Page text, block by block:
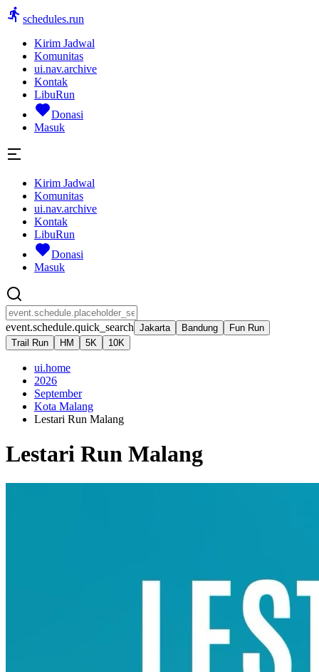
schedules.run
Kirim Jadwal
Komunitas
ui.nav.archive
Kontak
LibuRun
Donasi
Masuk
Kirim Jadwal
Komunitas
ui.nav.archive
Kontak
LibuRun
Donasi
Masuk
event.schedule.quick_search Jakarta Bandung
Fun Run
Trail Run
HM 5K 10K
ui.home
2026
September
Kota Malang
Lestari Run Malang
Lestari Run Malang